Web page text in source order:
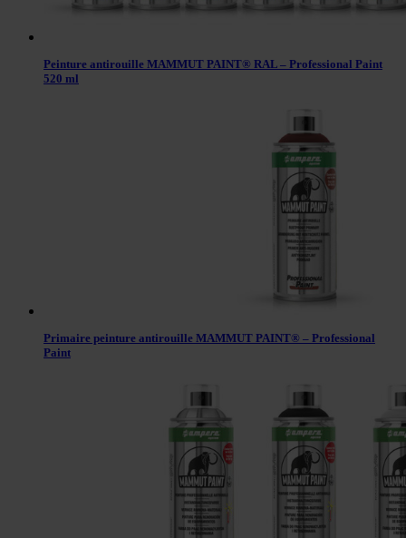
Peinture antirouille MAMMUT PAINT® RAL – Professional Paint
520 ml
Primaire peinture antirouille MAMMUT PAINT® – Professional
Paint